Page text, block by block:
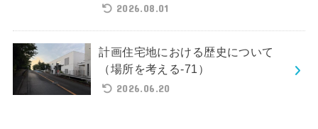
2026.08.01
計画住宅地における歴史について
（場所を考える-71）
2026.06.20